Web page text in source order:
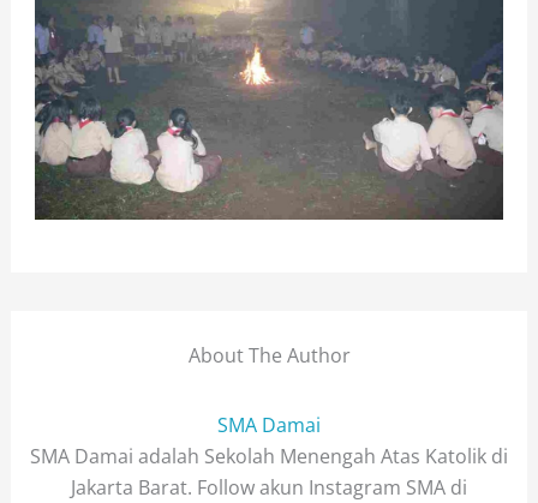
About The Author
SMA Damai
SMA Damai adalah Sekolah Menengah Atas Katolik di
Jakarta Barat. Follow akun Instagram SMA di